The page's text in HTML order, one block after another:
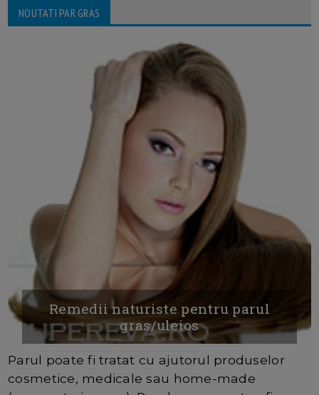
NOUTATI PAR GRAS
Remedii naturiste pentru parul
gras/uleios
Parul poate fi tratat cu ajutorul produselor
cosmetice, medicale sau home-made